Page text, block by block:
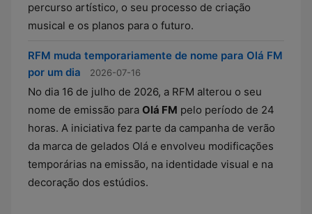
percurso artístico, o seu processo de criação
musical e os planos para o futuro.
RFM muda temporariamente de nome para Olá FM
por um dia
2026-07-16
No dia 16 de julho de 2026, a RFM alterou o seu
nome de emissão para Olá FM pelo período de 24
horas. A iniciativa fez parte da campanha de verão
da marca de gelados Olá e envolveu modificações
temporárias na emissão, na identidade visual e na
decoração dos estúdios.